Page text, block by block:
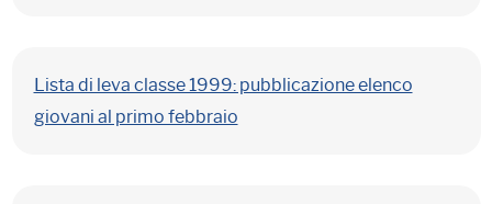
Lista di leva classe 1999: pubblicazione elenco
giovani al primo febbraio